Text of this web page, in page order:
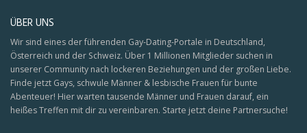
ÜBER UNS
Wir sind eines der führenden Gay-Dating-Portale in Deutschland,
Österreich und der Schweiz. Über 1 Millionen Mitglieder suchen in
unserer Community nach lockeren Beziehungen und der großen Liebe.
Finde jetzt Gays, schwule Männer & lesbische Frauen für bunte
Abenteuer! Hier warten tausende Männer und Frauen darauf, ein
heißes Treffen mit dir zu vereinbaren. Starte jetzt deine Partnersuche!